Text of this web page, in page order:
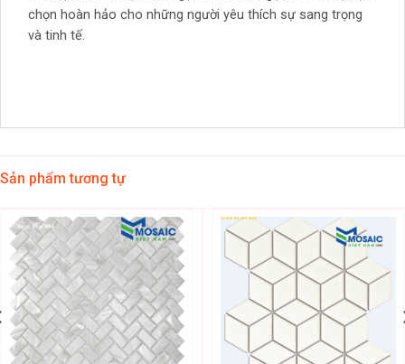
chọn hoàn hảo cho những người yêu thích sự sang trọng
và tinh tế.
Sản phẩm tương tự